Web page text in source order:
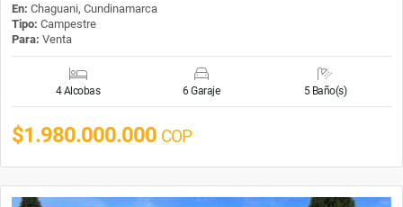
En: Chaguani, Cundinamarca
Tipo: Campestre
Para: Venta
4 Alcobas 6 Garaje 5 Baño(s)
$1.980.000.000 COP